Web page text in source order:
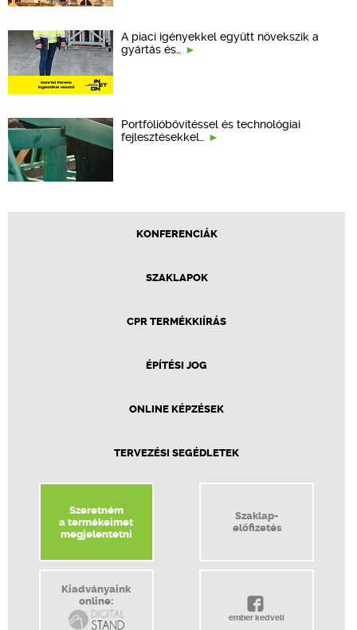
A piaci igényekkel együtt növekszik a
gyártás és…
Portfólióbővítéssel és technológiai
fejlesztésekkel…
KONFERENCIÁK
SZAKLAPOK
CPR TERMÉKKIÍRÁS
ÉPÍTÉSI JOG
ONLINE KÉPZÉSEK
TERVEZÉSI SEGÉDLETEK
Szeretném
a termékeimet
megjelentetni
Szaklap-
előfizetés
Kiadványaink
online:
ember kedveli